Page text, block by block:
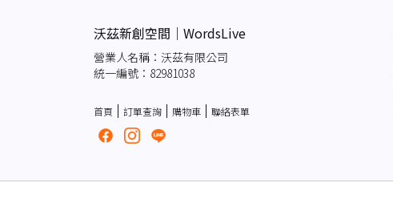
沃茲新創空間｜WordsLive
營業人名稱：沃茲有限公司
統一編號：82981038
首頁 訂單查詢 購物車 聯絡表單